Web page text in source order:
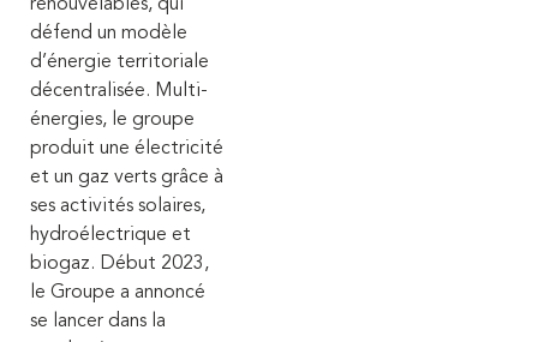
renouvelables, qui
défend un modèle
d’énergie territoriale
décentralisée. Multi-
énergies, le groupe
produit une électricité
et un gaz verts grâce à
ses activités solaires,
hydroélectrique et
biogaz. Début 2023,
le Groupe a annoncé
se lancer dans la